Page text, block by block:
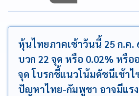
หุ้นไทยภาคเช้าวันนี้ 25 ก.ค.
บวก 22 จุด หรือ 0.02% หรือ
จุด โบรกชี้แนวโน้มดัชนีเช้าไ
ปัญหาไทย-กัมพูชา อาจมีแร